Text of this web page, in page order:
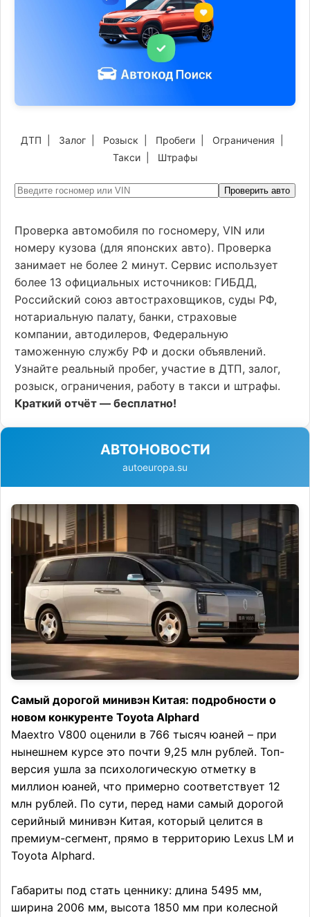
ДТП Залог Розыск Пробеги Ограничения
Такси| Штрафы
Проверить авто
Проверка автомобиля по госномеру, VIN или
номеру кузова (для японских авто). Проверка
занимает не более 2 минут. Сервис использует
более 13 официальных источников: ГИБДД,
Российский союз автостраховщиков, суды РФ,
нотариальную палату, банки, страховые
компании, автодилеров, Федеральную
таможенную службу РФ и доски объявлений.
Узнайте реальный пробег, участие в ДТП, залог,
розыск, ограничения, работу в такси и штрафы.
Краткий отчёт — бесплатно!
АВТОНОВОСТИ
autoeuropa.su
Самый дорогой минивэн Китая: подробности о
новом конкуренте Toyota Alphard
Maextro V800 оценили в 766 тысяч юаней – при
нынешнем курсе это почти 9,25 млн рублей. Топ-
версия ушла за психологическую отметку в
миллион юаней, что примерно соответствует 12
млн рублей. По сути, перед нами самый дорогой
серийный минивэн Китая, который целится в
премиум-сегмент, прямо в территорию Lexus LM и
Toyota Alphard.
Габариты под стать ценнику: длина 5495 мм,
ширина 2006 мм, высота 1850 мм при колесной